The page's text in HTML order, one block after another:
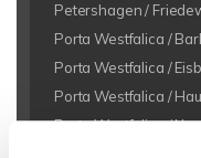
Petershagen /
Porta Westfalica /
Porta Westfalica /
Porta Westfalica /
Porta Westfalica /